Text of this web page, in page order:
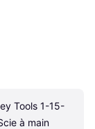
Tools 1-15-
à main